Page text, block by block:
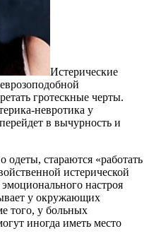
Истерические
гротескные черты.
невротика у
в вычурность и
стараются «работать
истерической
настроя
у окружающих
того, у больных
иногда иметь место